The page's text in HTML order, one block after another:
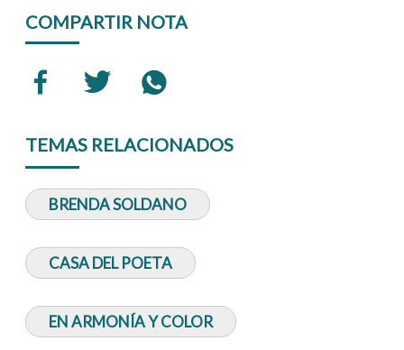
COMPARTIR NOTA
TEMAS RELACIONADOS
BRENDA SOLDANO
CASA DEL POETA
EN ARMONÍA Y COLOR